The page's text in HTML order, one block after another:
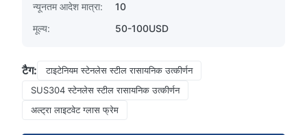
न्यूनतम आदेश मात्रा:
10
मूल्य:
50-100USD
टैग:
टाइटेनियम स्टेनलेस स्टील रासायनिक उत्कीर्णन
SUS304 स्टेनलेस स्टील रासायनिक उत्कीर्णन
अल्ट्रा लाइटवेट ग्लास फ्रेम